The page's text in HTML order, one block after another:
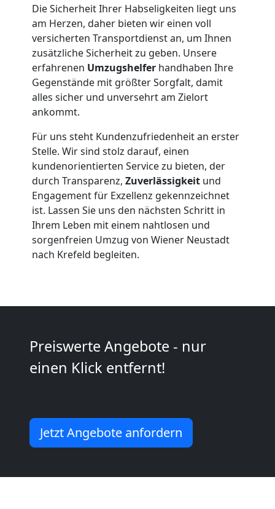
Die Sicherheit Ihrer Habseligkeiten liegt uns
am Herzen, daher bieten wir einen voll
versicherten Transportdienst an, um Ihnen
zusätzliche Sicherheit zu geben. Unsere
erfahrenen Umzugshelfer handhaben Ihre
Gegenstände mit größter Sorgfalt, damit
alles sicher und unversehrt am Zielort
ankommt.
Für uns steht Kundenzufriedenheit an erster
Stelle. Wir sind stolz darauf, einen
kundenorientierten Service zu bieten, der
durch Transparenz, Zuverlässigkeit und
Engagement für Exzellenz gekennzeichnet
ist. Lassen Sie uns den nächsten Schritt in
Ihrem Leben mit einem nahtlosen und
sorgenfreien Umzug von Wiener Neustadt
nach Krefeld begleiten.
Preiswerte Angebote - nur
einen Klick entfernt!
Jetzt Angebote anfordern
Möbelmontage
Wiener
Neustadt
Möbeltransport
Wiener
Neustadt
Beiladung
Mini
Wiener